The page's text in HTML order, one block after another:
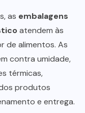
as embalagens
atendem às
de alimentos. As
contra umidade,
térmicas,
produtos
e entrega.